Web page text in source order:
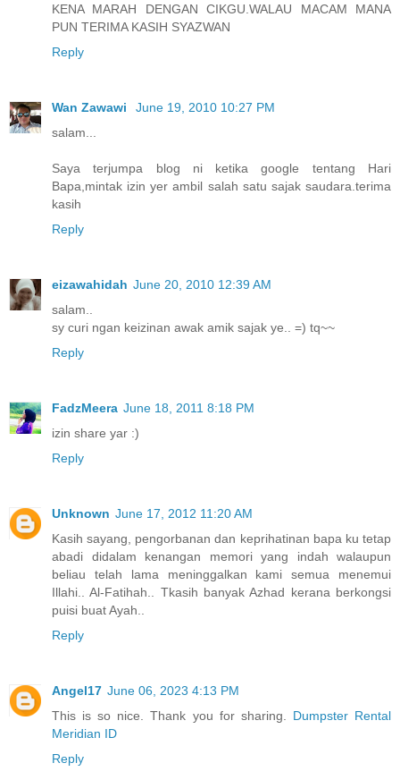
KENA MARAH DENGAN CIKGU.WALAU MACAM MANA
PUN TERIMA KASIH SYAZWAN
Reply
Wan Zawawi
June 19, 2010 10:27 PM
salam...
Saya terjumpa blog ni ketika google tentang Hari
Bapa,mintak izin yer ambil salah satu sajak saudara.terima
kasih
Reply
eizawahidah June 20, 2010 12:39 AM
salam..
sy curi ngan keizinan awak amik sajak ye.. =) tq~~
Reply
FadzMeera June 18, 2011 8:18 PM
izin share yar :)
Reply
Unknown June 17, 2012 11:20 AM
Kasih sayang, pengorbanan dan keprihatinan bapa ku tetap
abadi didalam kenangan memori yang indah walaupun
beliau telah lama meninggalkan kami semua menemui
Illahi.. Al-Fatihah.. Tkasih banyak Azhad kerana berkongsi
puisi buat Ayah..
Reply
Angel17 June 06, 2023 4:13 PM
This is so nice. Thank you for sharing. Dumpster Rental
Meridian ID
Reply